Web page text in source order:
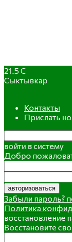
21.5 C
Сыктывкар
Контакты
Прислать
войти в систему
Добро
Забыли пароль?
Политика
восстановление
Восстановите